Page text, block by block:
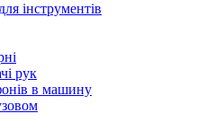
інструментів
рук
в машину